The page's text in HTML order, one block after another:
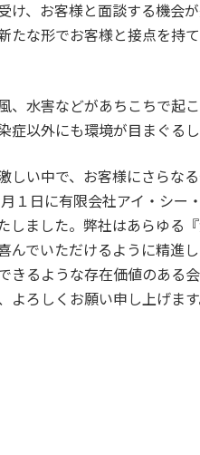
け、お客様と面談する機会
たな形でお客様と接点を持
、水害などがあちこちで起
症以外にも環境が目まぐる
しい中で、お客様にさらな
１日に有限会社アイ・シー
しました。弊社はあらゆる
んでいただけるように精進
きるような存在価値のある
よろしくお願い申し上げま